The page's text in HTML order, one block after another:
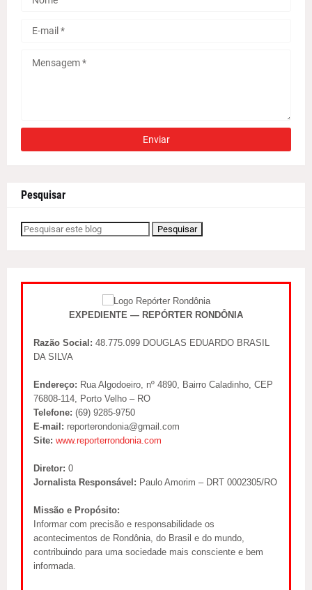
Pesquisar
EXPEDIENTE — REPÓRTER RONDÔNIA
Razão Social: 48.775.099 DOUGLAS EDUARDO BRASIL
DA SILVA
Endereço: Rua Algodoeiro, nº 4890, Bairro Caladinho, CEP
76808-114, Porto Velho – RO
Telefone: (69) 9285-9750
E-mail: reporterondonia@gmail.com
Site: www.reporterrondonia.com
Diretor: 0
Jornalista Responsável: Paulo Amorim – DRT 0002305/RO
Missão e Propósito:
Informar com precisão e responsabilidade os
acontecimentos de Rondônia, do Brasil e do mundo,
contribuindo para uma sociedade mais consciente e bem
informada.